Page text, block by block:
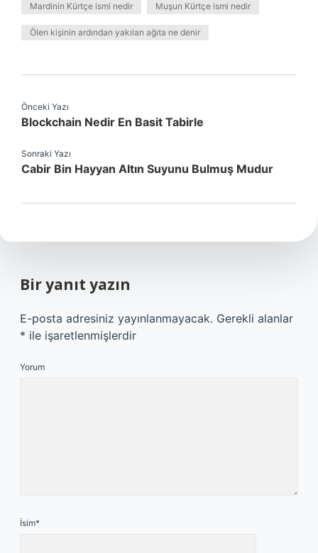
Mardinin Kürtçe ismi nedir Muşun Kürtçe ismi nedir
Ölen kişinin ardından yakılan ağıta ne denir
Önceki Yazı
Blockchain Nedir En Basit Tabirle
Sonraki Yazı
Cabir Bin Hayyan Altın Suyunu Bulmuş Mudur
Bir yanıt yazın
E-posta adresiniz yayınlanmayacak. Gerekli alanlar
* ile işaretlenmişlerdir
Yorum
İsim*